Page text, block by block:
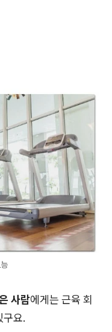
사람에게는 근육 회
구요.